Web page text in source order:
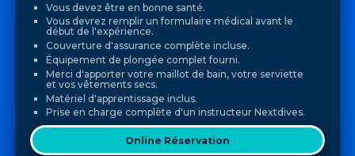
Vous devez être en bonne santé.
Vous devrez remplir un formulaire médical avant le
début de l'expérience.
Couverture d'assurance complète incluse.
Équipement de plongée complet fourni.
Merci d'apporter votre maillot de bain, votre serviette
et vos vêtements secs.
Matériel d'apprentissage inclus.
Prise en charge complète d'un instructeur Nextdives.
Online Réservation